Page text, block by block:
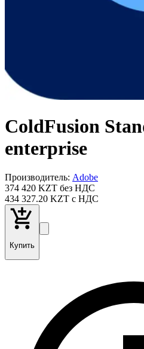
ColdFusion
enterprise
Производитель: Adobe
374 420 KZT без НДС
434 327.20 KZT с НДС
Купить